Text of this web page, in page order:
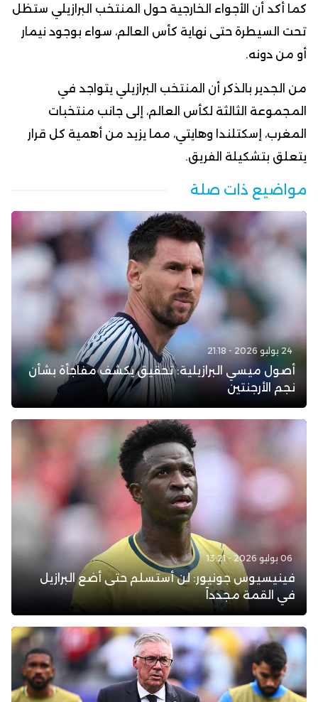
كما أكد أن الأجواء الخارجية حول المنتخب البرازيلي ستظل
تحت السيطرة حتى نهاية كأس العالم، سواء بوجود نيمار
أو من دونه.
من الجدير بالذكر أن المنتخب البرازيلي يتواجد في
المجموعة الثالثة لكأس العالم، إلى جانب منتخبات
المغرب، إسكتلندا وهايتي، مما يزيد من أهمية كل قرار
يتعلق بتشكيلة الفريق.
مواضيع ذات صلة
24 يوليو 2026 - 21:18
أصول ميسي البرازيلية: تحقيق يكشف مفاجأة بشأن
نجم الأرجنتين
06 يوليو 2026 - 13:21
فينيسيوس جونيور: لن أستسلم حتى أضع البرازيل
في القمة مجدداً